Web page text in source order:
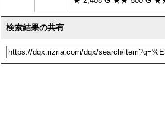
検索結果の共有